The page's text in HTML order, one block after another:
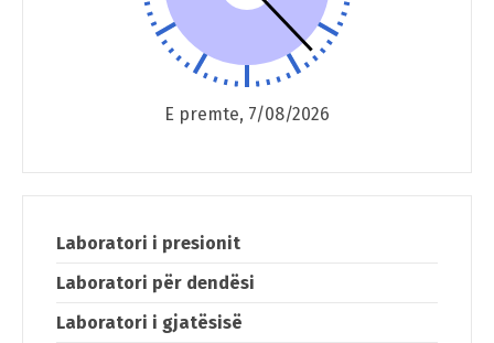
E premte, 7/08/2026
Laboratori i presionit
Laboratori për dendësi
Laboratori i gjatësisë